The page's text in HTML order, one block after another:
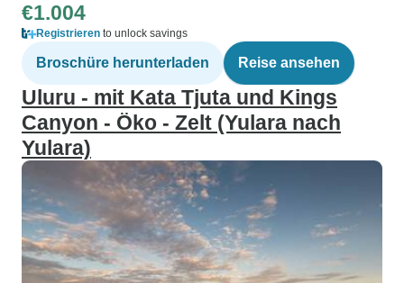
€1.004
Registrieren to unlock savings
Broschüre herunterladen Reise ansehen
Uluru - mit Kata Tjuta und Kings
Canyon - Öko - Zelt (Yulara nach
Yulara)